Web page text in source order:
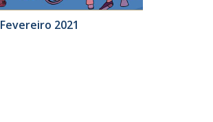
Fevereiro 2021